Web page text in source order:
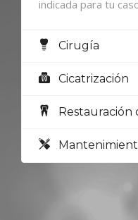
indicada para tu
Cirugía
Cicatrización
Restauración